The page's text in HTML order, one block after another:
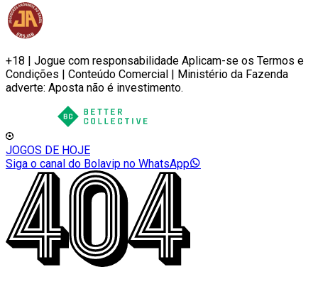
+18 | Jogue com responsabilidade Aplicam-se os Termos e
Condições | Conteúdo Comercial | Ministério da Fazenda
adverte: Aposta não é investimento.
JOGOS DE HOJE
Siga o canal do Bolavip no WhatsApp